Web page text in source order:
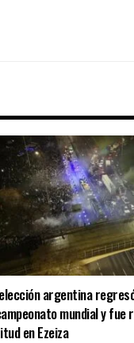
argentina
mundial y fue
en Ezeiza